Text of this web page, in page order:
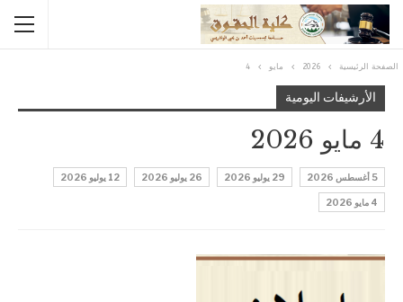
الصفحة الرئيسية 2026 مايو 4
الأرشيفات اليومية
4 مايو 2026
5 أغسطس 2026 29 يوليو 2026 26 يوليو 2026 12 يوليو 2026
4 مايو 2026